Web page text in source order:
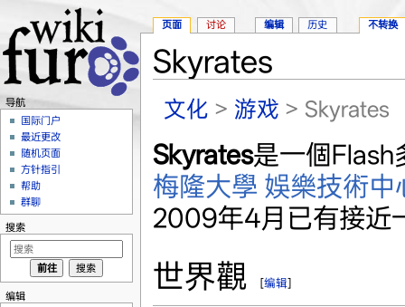
Skyrates
文化 > 游戏 > Skyrates
Skyrates是一個Flash
梅隆大學 娛樂技術中
2009年4月已有接近
世界觀 [编辑]
页面 讨论 编辑 历史 不转换
导航
国际门户
最近更改
随机页面
方针指引
帮助
群聊
搜索
编辑